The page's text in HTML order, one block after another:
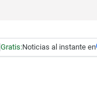
Gratis:Noticias al instante en